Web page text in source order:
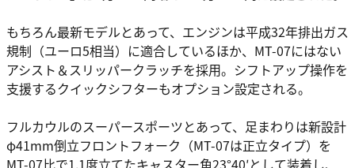
もちろん最新モデルとあって、エンジンは平成32年排出ガス
規制（ユーロ5相当）に適合しているほか、MT-07にはない
アシスト＆スリッパークラッチを採用。シフトアップ操作を
支援するクイックシフターもオプション設定される。
フルカウルのスーパースポーツとあって、足まわりは新設計
φ41mm倒立フロントフォーク（MT-07は正立タイプ）を